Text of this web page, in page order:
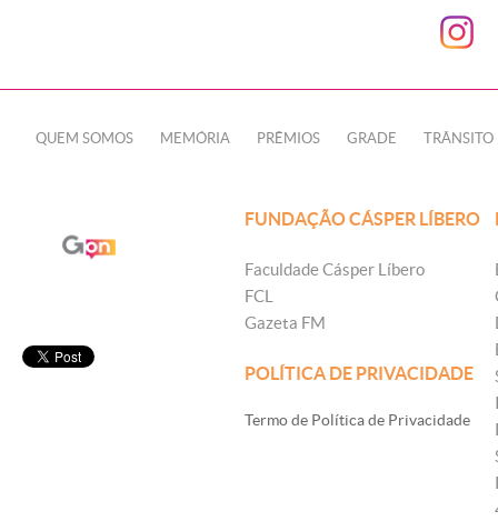
QUEM SOMOS MEMÓRIA PRÊMIOS GRADE TRÂNSITO
FUNDAÇÃO CÁSPER LÍBERO
Faculdade Cásper Líbero
FCL
Gazeta FM
POLÍTICA DE PRIVACIDADE
Termo de Política de Privacidade